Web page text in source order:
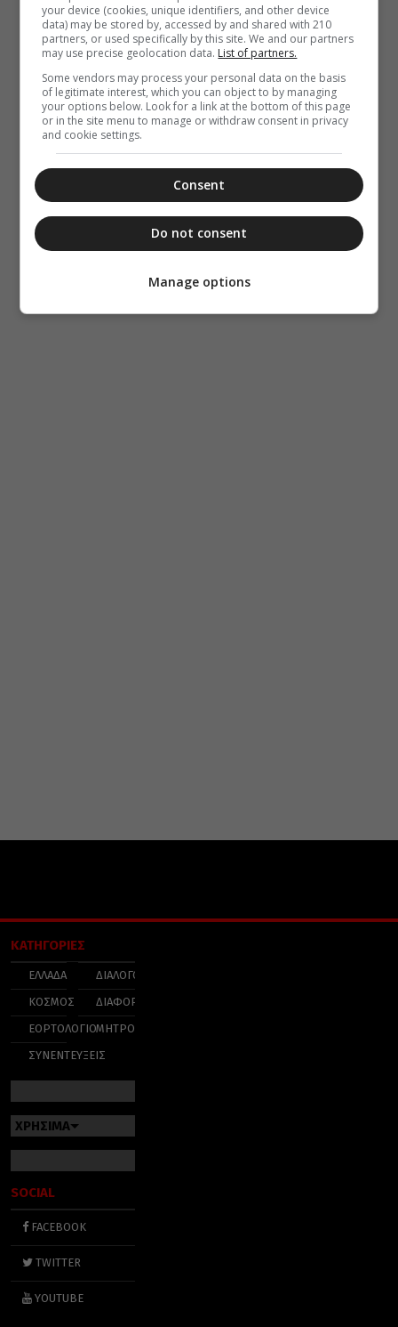
ΚΑΤΗΓΟΡΙΕΣ
ΕΛΛΑΔΑ
ΚΟΣΜΟΣ
ΕΟΡΤΟΛΟΓΙΟ
ΣΥΝΕΝΤΕΥΞΕΙΣ
ΔΙΑΛΟΓΟΣ
ΔΙΑΦΟΡΑ
ΜΗΤΡΟΠΟΛΕΙΣ
ΧΡΗΣΙΜΑ
SOCIAL
FACEBOOK
TWITTER
YOUTUBE
your device (cookies, unique identifiers, and other device
data) may be stored by, accessed by and shared with 210
partners, or used specifically by this site. We and our partners
may use precise geolocation data. List of partners.
Some vendors may process your personal data on the basis
of legitimate interest, which you can object to by managing
your options below. Look for a link at the bottom of this page
or in the site menu to manage or withdraw consent in privacy
and cookie settings.
Consent
Do not consent
Manage options